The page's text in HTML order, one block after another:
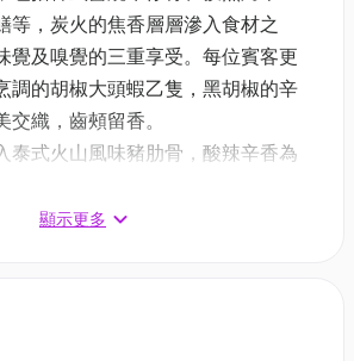
等，炭火的焦香層層滲入食材之
覺及嗅覺的三重享受。每位賓客更
調的胡椒大頭蝦乙隻，黑胡椒的辛
織，齒頰留香。
泰式火山風味豬肋骨，酸辣辛香為
牙小羊側腹骨，同樣不容錯過。即
畫上甜美句號。
顯示更多